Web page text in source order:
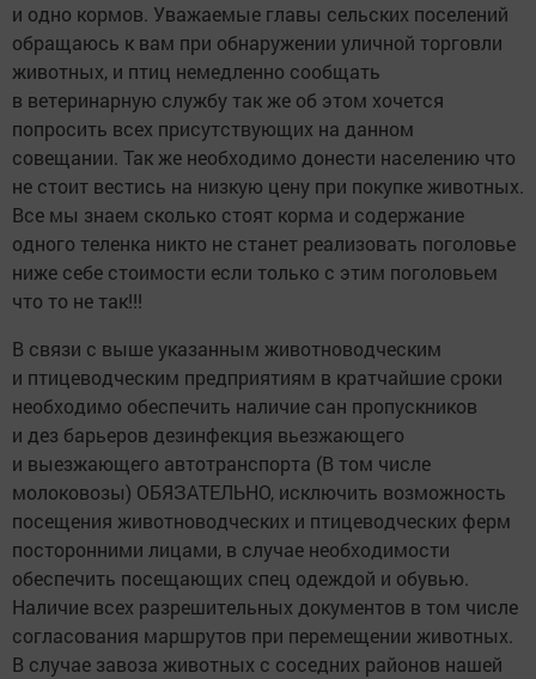
и одно кормов. Уважаемые главы сельских поселений
обращаюсь к вам при обнаружении уличной торговли
животных, и птиц немедленно сообщать
в ветеринарную службу так же об этом хочется
попросить всех присутствующих на данном
совещании. Так же необходимо донести населению что
не стоит вестись на низкую цену при покупке животных.
Все мы знаем сколько стоят корма и содержание
одного теленка никто не станет реализовать поголовье
ниже себе стоимости если только с этим поголовьем
что то не так!!!
В связи с выше указанным животноводческим
и птицеводческим предприятиям в кратчайшие сроки
необходимо обеспечить наличие сан пропускников
и дез барьеров дезинфекция вьезжающего
и выезжающего автотранспорта (В том числе
молоковозы) ОБЯЗАТЕЛЬНО, исключить возможность
посещения животноводческих и птицеводческих ферм
посторонними лицами, в случае необходимости
обеспечить посещающих спец одеждой и обувью.
Наличие всех разрешительных документов в том числе
согласования маршрутов при перемещении животных.
В случае завоза животных с соседних районов нашей